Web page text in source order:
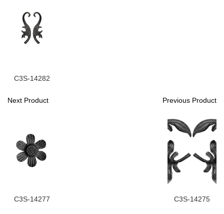
C3S-14282
Next Product
C3S-14277
Previous Product
C3S-14275